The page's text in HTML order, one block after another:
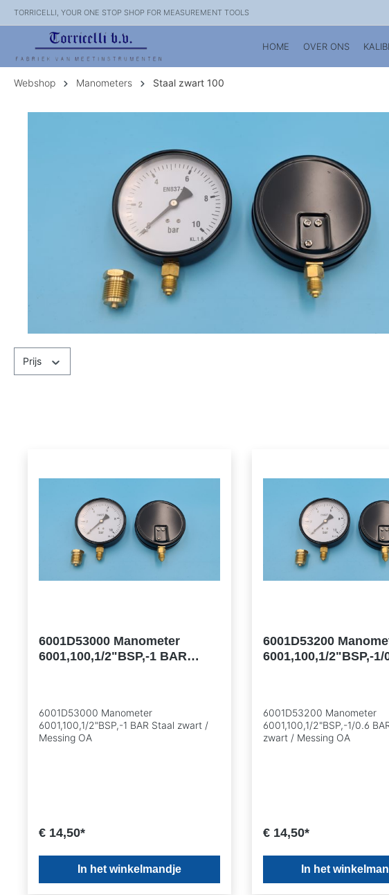
TORRICELLI, YOUR ONE STOP SHOP FOR MEASUREMENT TOOLS
HOME OVER ONS
Webshop Manometers Staal zwart 100
Prijs
6001D53000 Manometer
6001,100,1/2"BSP,-1 BAR
6001D53000 Manometer
6001,100,1/2"BSP,-1 BAR Staal zwart /
Messing OA
€ 14,50*
In het winkelmandje
6001D53200
6001,100,1/2"BSP,-1/
6001D53200 Manometer
6001,100,1/2"BSP,-1/0.6
zwart / Messing OA
€ 14,50*
In het